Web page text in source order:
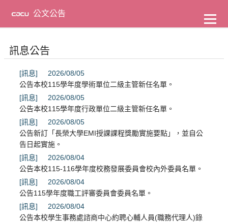
主
容
公文公告
訊息公告
[訊息]
2026/08/05
公告本校115學年度學術單位二級主管新任名單。
[訊息]
2026/08/05
公告本校115學年度行政單位二級主管新任名單。
[訊息]
2026/08/05
公告新訂「長榮大學EMI授課課程獎勵實施要點」，並自公
告日起實施。
[訊息]
2026/08/04
公告本校115-116學年度校務發展委員會校內外委員名單。
[訊息]
2026/08/04
公告115學年度職工評審委員會委員名單。
[訊息]
2026/08/04
公告本校學生事務處諮商中心約聘心輔人員(職務代理人)錄